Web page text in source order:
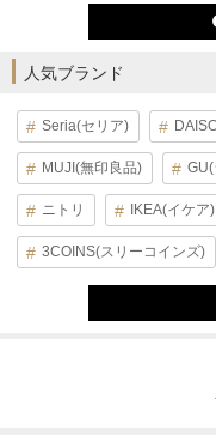
人気ブランド
Seria(セリア)
MUJI(無印良品)
ニトリ IKEA(イケア)
3COINS(スリーコインズ)